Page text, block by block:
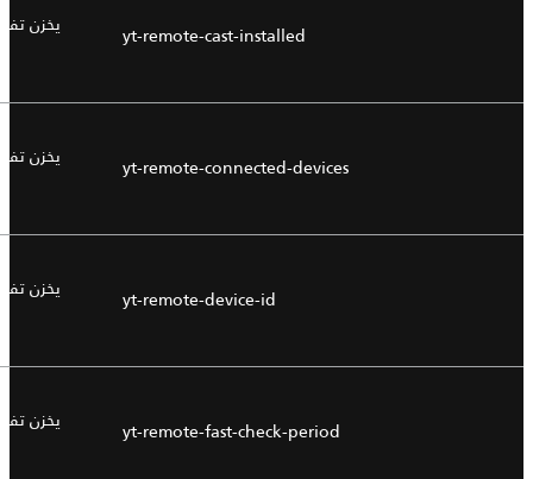
yt-remote-cast-installed يخزن
yt-remote-connected-devices يخزن
yt-remote-device-id يخزن
yt-remote-fast-check-period يخزن